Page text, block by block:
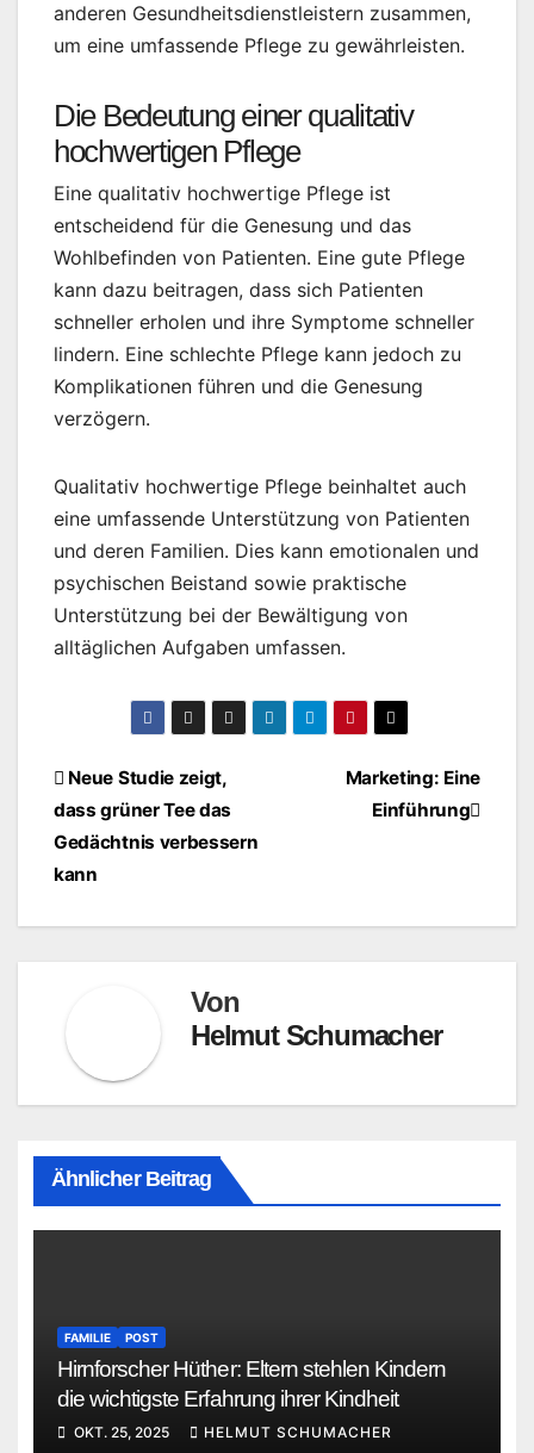
anderen Gesundheitsdienstleistern zusammen,
um eine umfassende Pflege zu gewährleisten.
Die Bedeutung einer qualitativ
hochwertigen Pflege
Eine qualitativ hochwertige Pflege ist
entscheidend für die Genesung und das
Wohlbefinden von Patienten. Eine gute Pflege
kann dazu beitragen, dass sich Patienten
schneller erholen und ihre Symptome schneller
lindern. Eine schlechte Pflege kann jedoch zu
Komplikationen führen und die Genesung
verzögern.
Qualitativ hochwertige Pflege beinhaltet auch
eine umfassende Unterstützung von Patienten
und deren Familien. Dies kann emotionalen und
psychischen Beistand sowie praktische
Unterstützung bei der Bewältigung von
alltäglichen Aufgaben umfassen.
Beitragsnavigation
Marketing: Eine
Einführung
Neue Studie zeigt,
dass grüner Tee das
Gedächtnis verbessern
kann
Von
Helmut Schumacher
Ähnlicher Beitrag
FAMILIE POST
Hirnforscher Hüther: Eltern stehlen Kindern
die wichtigste Erfahrung ihrer Kindheit
OKT. 25, 2025 HELMUT SCHUMACHER